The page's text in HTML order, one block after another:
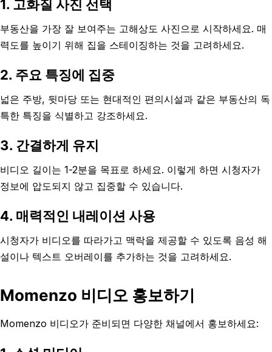
1. 고화질 사진 선택
부동산을 가장 잘 보여주는 고해상도 사진으로 시작하세요. 매
력도를 높이기 위해 집을 스테이징하는 것을 고려하세요.
2. 주요 특징에 집중
넓은 주방, 뒷마당 또는 현대적인 편의시설과 같은 부동산의 독
특한 특징을 식별하고 강조하세요.
3. 간결하게 유지
비디오 길이는 1-2분을 목표로 하세요. 이렇게 하면 시청자가
정보에 압도되지 않고 집중할 수 있습니다.
4. 매력적인 내레이션 사용
시청자가 비디오를 따라가고 맥락을 제공할 수 있도록 음성 해
설이나 텍스트 오버레이를 추가하는 것을 고려하세요.
Momenzo 비디오 홍보하기
Momenzo 비디오가 준비되면 다양한 채널에서 홍보하세요: